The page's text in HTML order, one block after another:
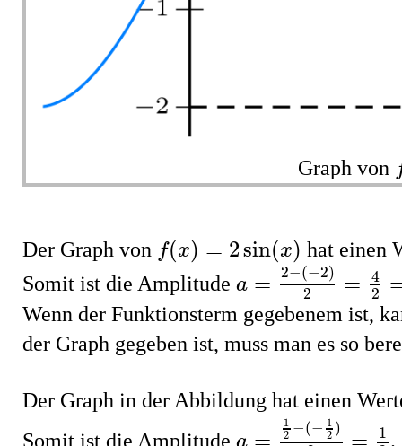
Graph von f
Der Graph von f(x) = 2sin(x)
f(x = sin x
hat einen
Somit ist die Amplitude a = 2−(−2)
2
=
4
2
a=2−(−2)2=42=2
Wenn der Funktionsterm gegebenem ist,
der Graph gegeben ist, muss man es so
Der Graph in der Abbildung hat einen
Somit ist die Amplitude
1
2 −(− 1
2 )
1
=1 − − 2)
.